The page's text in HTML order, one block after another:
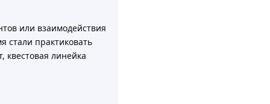
или взаимодействия
стали практиковать
линейка